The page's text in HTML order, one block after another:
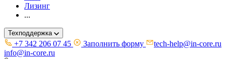
Лизинг
...
Техподдержка
+7 342 206 07 45 Заполнить форму
tech-help@in-core.ru
info@in-core.ru